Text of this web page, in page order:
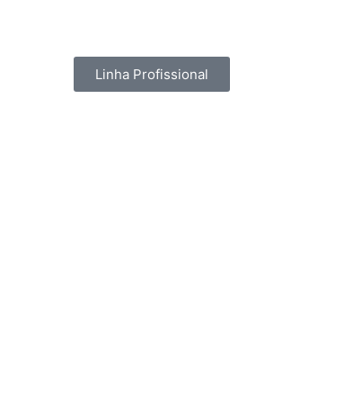
Linha Profissional